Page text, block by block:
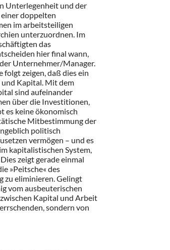
Unterlegenheit und der
doppelten
im arbeitsteiligen
unterzuordnen. Im
das
hier final wann,
Unternehmer/Manager.
zeigen, daß dies ein
Kapital. Mit dem
sind aufeinander
über die Investitionen,
es keine ökonomisch
Mitbestimmung der
politisch
vermögen – und es
kapitalistischen System,
zeigt gerade einmal
»Peitsche« des
zu eliminieren. Gelingt
vom ausbeuterischen
Kapital und Arbeit
sondern von